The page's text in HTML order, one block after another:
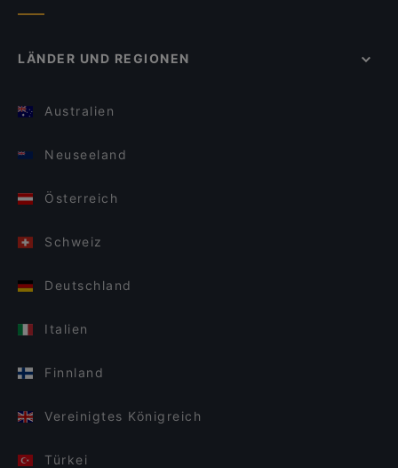
LÄNDER UND REGIONEN
Australien
Neuseeland
Österreich
Schweiz
Deutschland
Italien
Finnland
Vereinigtes Königreich
Türkei